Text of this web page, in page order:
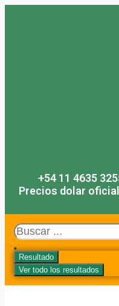
+54 11 4635
Precios dolar
Search
...
Resultado
Ver todo los resultados